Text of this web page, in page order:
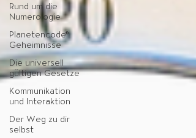
Rund um die
Numerologie
Planetencode®
Geheimnisse
Die universell
gültigen Gesetze
Kommunikation
und Interaktion
Der Weg zu dir
selbst